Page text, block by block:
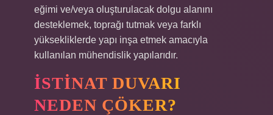
eğimi ve/veya oluşturulacak dolgu alanını
desteklemek, toprağı tutmak veya farklı
yüksekliklerde yapı inşa etmek amacıyla
kullanılan mühendislik yapılarıdır.
İSTINAT DUVARI
NEDEN ÇÖKER?